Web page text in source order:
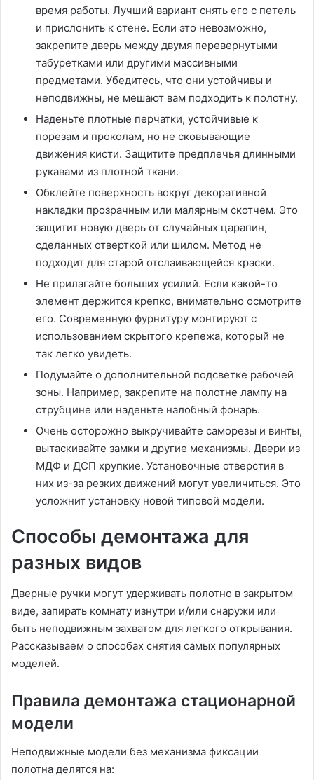
время работы. Лучший вариант снять его с петель
и прислонить к стене. Если это невозможно,
закрепите дверь между двумя перевернутыми
табуретками или другими массивными
предметами. Убедитесь, что они устойчивы и
неподвижны, не мешают вам подходить к полотну.
Наденьте плотные перчатки, устойчивые к
порезам и проколам, но не сковывающие
движения кисти. Защитите предплечья длинными
рукавами из плотной ткани.
Обклейте поверхность вокруг декоративной
накладки прозрачным или малярным скотчем. Это
защитит новую дверь от случайных царапин,
сделанных отверткой или шилом. Метод не
подходит для старой отслаивающейся краски.
Не прилагайте больших усилий. Если какой-то
элемент держится крепко, внимательно осмотрите
его. Современную фурнитуру монтируют с
использованием скрытого крепежа, который не
так легко увидеть.
Подумайте о дополнительной подсветке рабочей
зоны. Например, закрепите на полотне лампу на
струбцине или наденьте налобный фонарь.
Очень осторожно выкручивайте саморезы и винты,
вытаскивайте замки и другие механизмы. Двери из
МДФ и ДСП хрупкие. Установочные отверстия в
них из-за резких движений могут увеличиться. Это
усложнит установку новой типовой модели.
Способы демонтажа для
разных видов
Дверные ручки могут удерживать полотно в закрытом
виде, запирать комнату изнутри и/или снаружи или
быть неподвижным захватом для легкого открывания.
Рассказываем о способах снятия самых популярных
моделей.
Правила демонтажа стационарной
модели
Неподвижные модели без механизма фиксации
полотна делятся на: